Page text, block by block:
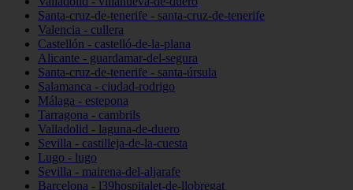
Santa-cruz-de-tenerife - santa-cruz-de-tenerife
Valencia - cullera
Castellón - castelló-de-la-plana
Alicante - guardamar-del-segura
Santa-cruz-de-tenerife - santa-úrsula
Salamanca - ciudad-rodrigo
Málaga - estepona
Tarragona - cambrils
Valladolid - laguna-de-duero
Sevilla - castilleja-de-la-cuesta
Lugo - lugo
Sevilla - mairena-del-aljarafe
Barcelona - l39hospitalet-de-llobregat